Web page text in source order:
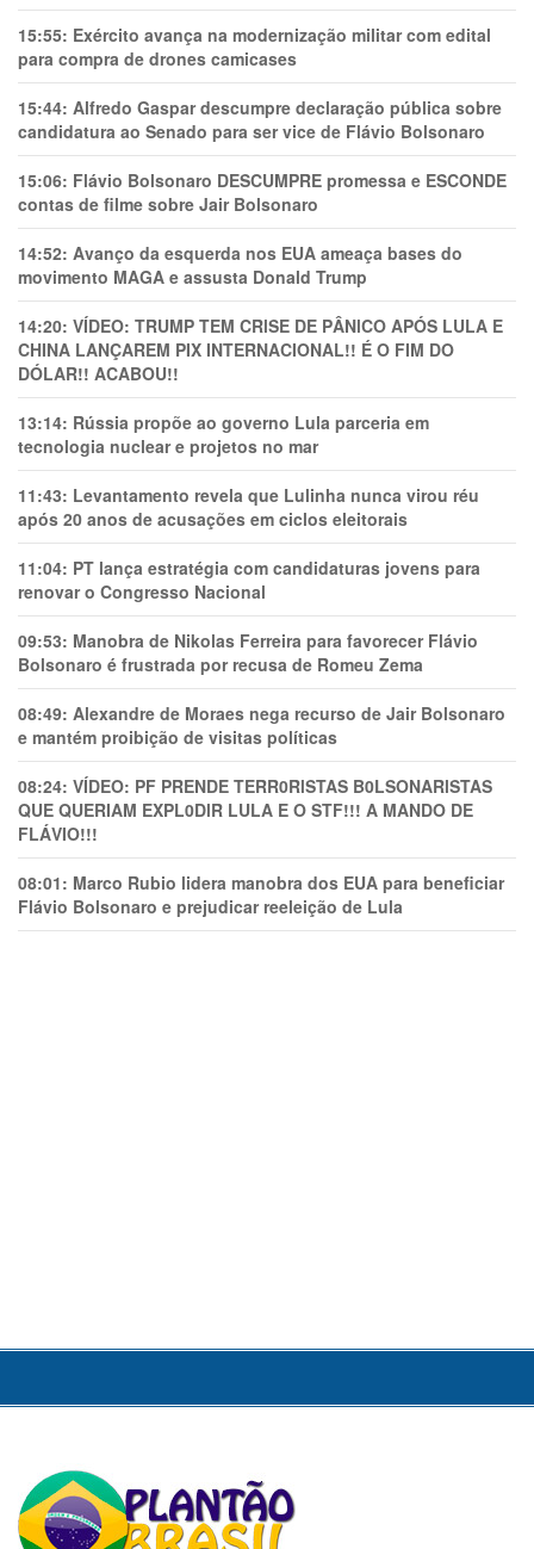
15:55: Exército avança na modernização militar com edital
para compra de drones camicases
15:44: Alfredo Gaspar descumpre declaração pública sobre
candidatura ao Senado para ser vice de Flávio Bolsonaro
15:06: Flávio Bolsonaro DESCUMPRE promessa e ESCONDE
contas de filme sobre Jair Bolsonaro
14:52: Avanço da esquerda nos EUA ameaça bases do
movimento MAGA e assusta Donald Trump
14:20: VÍDEO: TRUMP TEM CRlSE DE PÂNlCO APÓS LULA E
CHINA LANÇAREM PIX INTERNACIONAL!! É O FIM DO
DÓLAR!! ACABOU!!
13:14: Rússia propõe ao governo Lula parceria em
tecnologia nuclear e projetos no mar
11:43: Levantamento revela que Lulinha nunca virou réu
após 20 anos de acusações em ciclos eleitorais
11:04: PT lança estratégia com candidaturas jovens para
renovar o Congresso Nacional
09:53: Manobra de Nikolas Ferreira para favorecer Flávio
Bolsonaro é frustrada por recusa de Romeu Zema
08:49: Alexandre de Moraes nega recurso de Jair Bolsonaro
e mantém proibição de visitas políticas
08:24: VÍDEO: PF PRENDE TERR0RlSTAS B0LSONARlSTAS
QUE QUERIAM EXPL0DlR LULA E O STF!!! A MANDO DE
FLÁVIO!!!
08:01: Marco Rubio lidera manobra dos EUA para beneficiar
Flávio Bolsonaro e prejudicar reeleição de Lula